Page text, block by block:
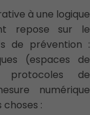
à une logique
repose sur le
de prévention :
(espaces de
de
numérique
: